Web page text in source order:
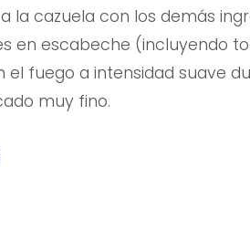
la cazuela con los demás
en escabeche (incluyendo
el fuego a intensidad suave
muy fino.